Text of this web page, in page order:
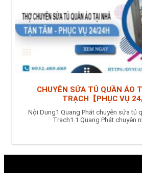
CHUYÊN SỬA TỦ QUẦN ÁO
TRẠCH【PHỤC VỤ
Nội Dung1 Quang Phát chuyên sửa tủ
Trạch1.1 Quang Phát chuyên